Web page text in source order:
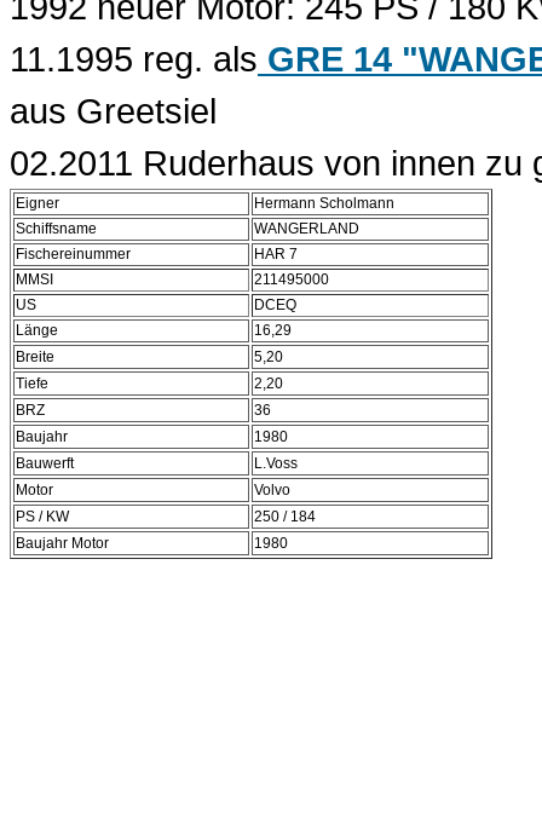
11.1995 reg. als GRE 14
aus Greetsiel
02.2011 Ruderhaus von innen zu
Eigner
Hermann Scholmann
Schiffsname
WANGERLAND
Fischereinummer
HAR 7
MMSI
211495000
US
DCEQ
Länge
16,29
Breite
5,20
Tiefe
2,20
BRZ
36
Baujahr
1980
Bauwerft
L.Voss
Motor
Volvo
PS / KW
250 / 184
Baujahr Motor
1980